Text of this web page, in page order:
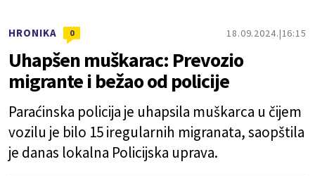
HRONIKA 0 18.09.2024. 16:15
Uhapšen muškarac: Prevozio
migrante i bežao od policije
Paraćinska policija je uhapsila muškarca u čijem
vozilu je bilo 15 iregularnih migranata, saopštila
je danas lokalna Policijska uprava.